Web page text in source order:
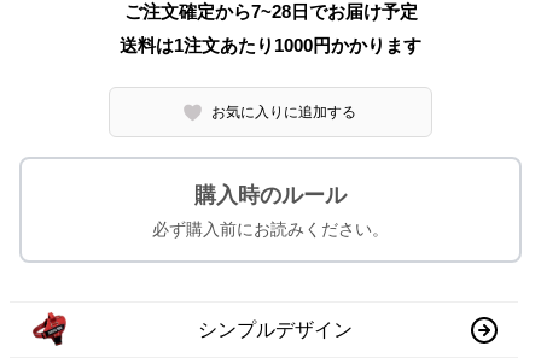
ご注文確定から7~28日でお届け予定
送料は1注文あたり 1000円かかります
お気に入りに追加する
購入時のルール
必ず購入前にお読みください。
シンプルデザイン